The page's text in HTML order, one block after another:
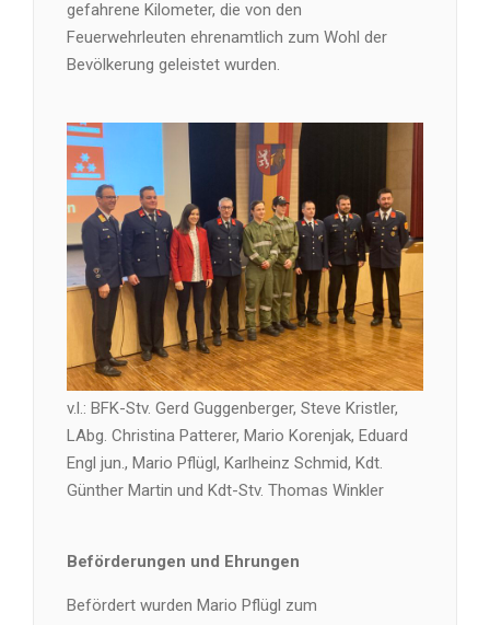
gefahrene Kilometer, die von den
Feuerwehrleuten ehrenamtlich zum Wohl der
Bevölkerung geleistet wurden.
v.l.: BFK-Stv. Gerd Guggenberger, Steve Kristler,
LAbg. Christina Patterer, Mario Korenjak, Eduard
Engl jun., Mario Pflügl, Karlheinz Schmid, Kdt.
Günther Martin und Kdt-Stv. Thomas Winkler
Beförderungen und Ehrungen
Befördert wurden Mario Pflügl zum